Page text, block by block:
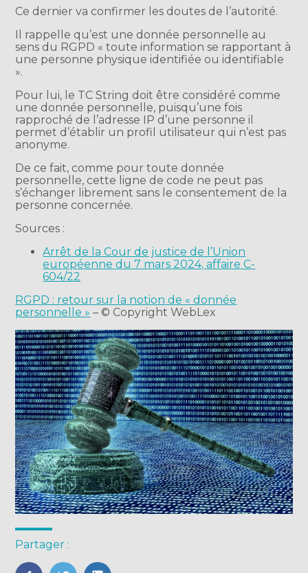
Ce dernier va confirmer les doutes de l’autorité.
Il rappelle qu’est une donnée personnelle au
sens du RGPD « toute information se rapportant à
une personne physique identifiée ou identifiable
».
Pour lui, le TC String doit être considéré comme
une donnée personnelle, puisqu’une fois
rapproché de l’adresse IP d’une personne il
permet d’établir un profil utilisateur qui n’est pas
anonyme.
De ce fait, comme pour toute donnée
personnelle, cette ligne de code ne peut pas
s’échanger librement sans le consentement de la
personne concernée.
Sources :
Arrêt de la Cour de justice de l’Union
européenne du 7 mars 2024, affaire C-
604/22
RGPD : retour sur la notion de « donnée
personnelle » – © Copyright WebLex
Partager :